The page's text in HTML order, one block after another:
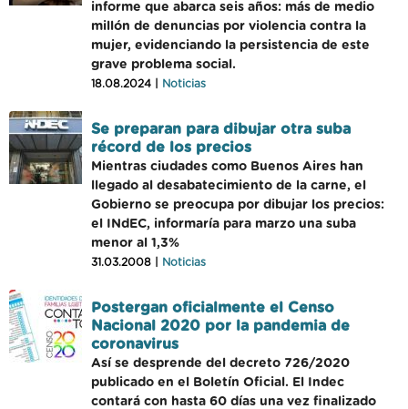
informe que abarca seis años: más de medio
millón de denuncias por violencia contra la
mujer, evidenciando la persistencia de este
grave problema social.
18.08.2024 | Noticias
Se preparan para dibujar otra suba
récord de los precios
Mientras ciudades como Buenos Aires han
llegado al desabatecimiento de la carne, el
Gobierno se preocupa por dibujar los precios:
el INdEC, informaría para marzo una suba
menor al 1,3%
31.03.2008 | Noticias
Postergan oficialmente el Censo
Nacional 2020 por la pandemia de
coronavirus
Así se desprende del decreto 726/2020
publicado en el Boletín Oficial. El Indec
contará con hasta 60 días una vez finalizado